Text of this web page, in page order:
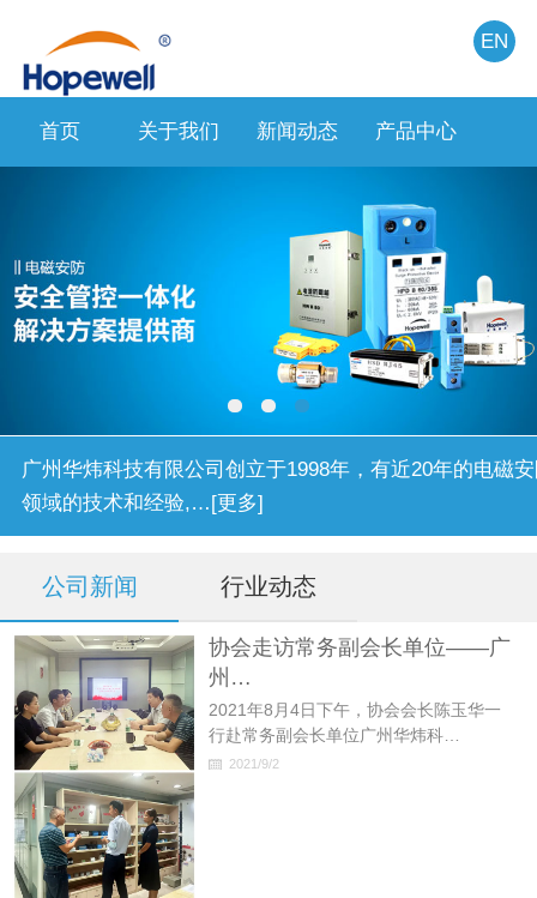
EN
首页 关于我们 新闻动态 产品中心
广州华炜科技有限公司创立于1998年，有近20年的电磁
领域的技术和经验,…[更多]
公司新闻 行业动态
协会走访常务副会长单位——广
州…
2021年8月4日下午，协会会长陈玉华一
行赴常务副会长单位广州华炜科…
2021/9/2